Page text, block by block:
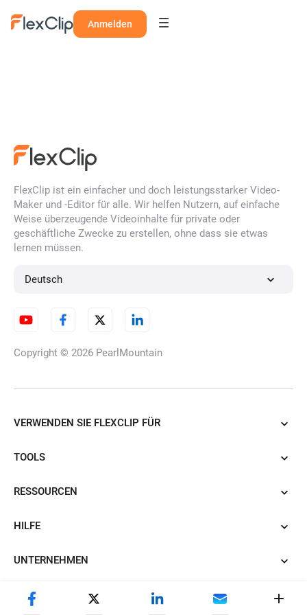
Anmelden
FlexClip ist ein einfacher und doch leistungsstarker Video-
Maker und -Editor für alle. Wir helfen Nutzern, auf einfache
Weise überzeugende Videoinhalte für private oder
geschäftliche Zwecke zu erstellen, ohne dass sie etwas
lernen müssen.
Deutsch
Copyright © 2026 PearlMountain
VERWENDEN SIE FLEXCLIP FÜR
TOOLS
RESSOURCEN
HILFE
UNTERNEHMEN